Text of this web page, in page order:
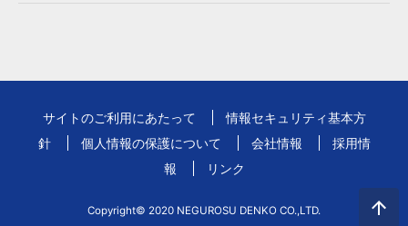
サイトのご利用にあたって
情報セキュリティ基本方
針
個人情報の保護について 会社情報
採用情
報
リンク
Copyright© 2020 NEGUROSU DENKO CO.,LTD.